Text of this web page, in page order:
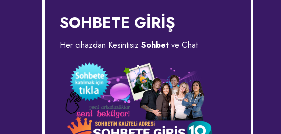
SOHBETE GİRİŞ
Her cihazdan Kesintisiz Sohbet ve Chat